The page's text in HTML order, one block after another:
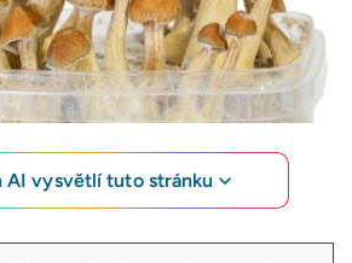
AI vysvětlí tuto stránku